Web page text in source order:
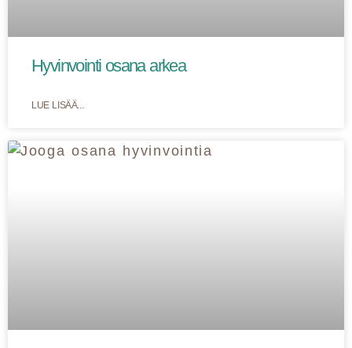
Hyvinvointi osana arkea
LUE LISÄÄ...